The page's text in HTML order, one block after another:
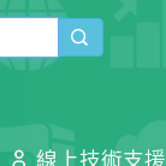
線上技術支援